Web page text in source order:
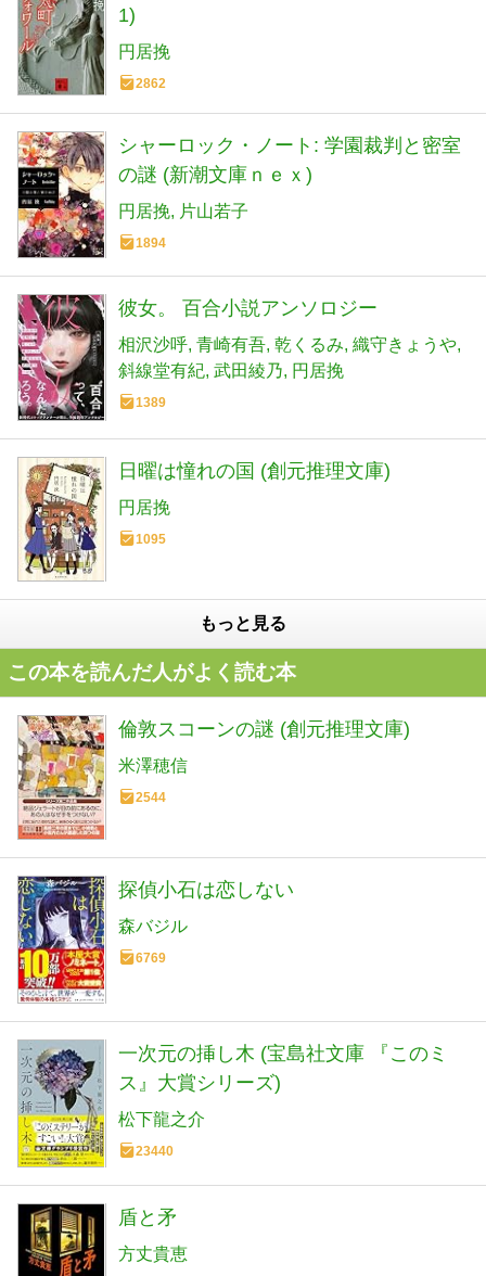
1)
円居挽
2862
シャーロック・ノート: 学園裁判と密室
の謎 (新潮文庫ｎｅｘ)
円居挽 片山若子
1894
彼女。 百合小説アンソロジー
相沢沙呼 青崎有吾 乾くるみ 織守きょうや
斜線堂有紀 武田綾乃 円居挽
1389
日曜は憧れの国 (創元推理文庫)
円居挽
1095
もっと見る
この本を読んだ人がよく読む本
倫敦スコーンの謎 (創元推理文庫)
米澤穂信
2544
探偵小石は恋しない
森バジル
6769
一次元の挿し木 (宝島社文庫 『このミ
ス』大賞シリーズ)
松下龍之介
23440
盾と矛
方丈貴恵